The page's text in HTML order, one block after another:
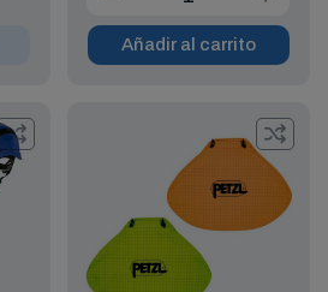
Añadir al carrito